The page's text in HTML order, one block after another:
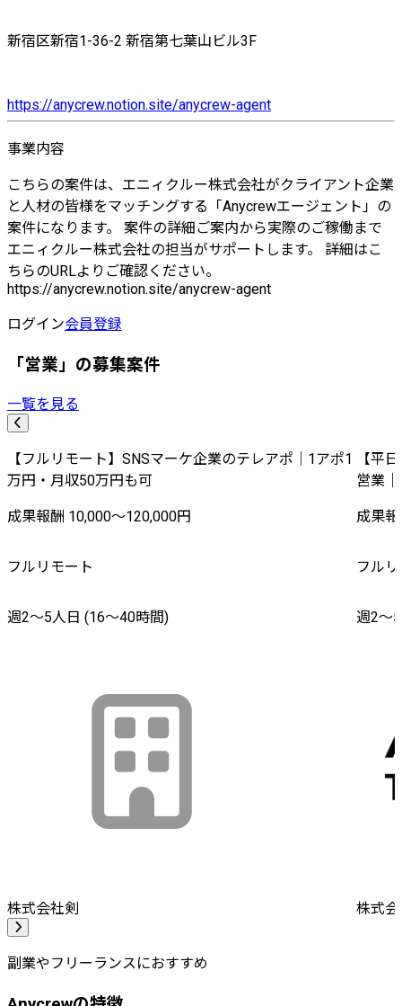
新宿区新宿1-36-2 新宿第七葉山ビル3F
https://anycrew.notion.site/anycrew-agent
事業内容
こちらの案件は、エニィクルー株式会社がクライアント企業
と人材の皆様をマッチングする「Anycrewエージェント」の
案件になります。 案件の詳細ご案内から実際のご稼働まで
エニィクルー株式会社の担当がサポートします。 詳細はこ
ちらのURLよりご確認ください。
https://anycrew.notion.site/anycrew-agent
ログイン会員登録
「営業」の募集案件
一覧を見る
【フルリモート】SNSマーケ企業のテレアポ｜1アポ1
万円・月収50万円も可
成果報酬 10,000〜120,000円
フルリモート
週2〜5人日 (16〜40時間)
株式会社剣
【平
営業
成果
フル
週2〜
株式会
副業やフリーランスにおすすめ